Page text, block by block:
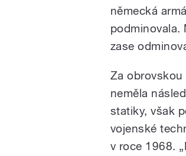
německá
podminovala.
zase
Za obrovskou
neměla
statiky, však
vojenské
v roce 1968.